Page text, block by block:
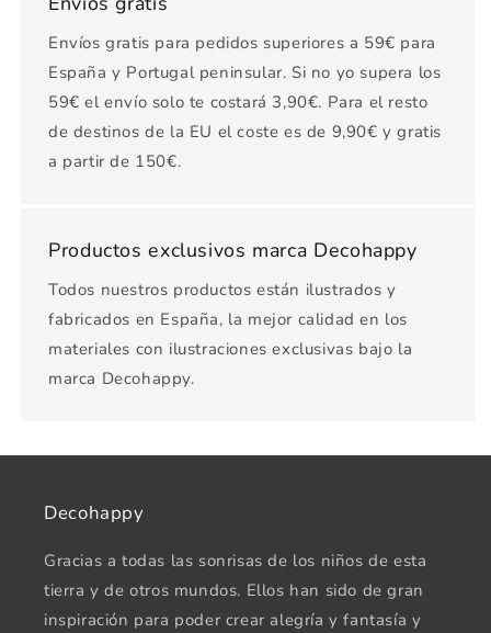
Envíos gratis para pedidos superiores a 59€ para
España y Portugal peninsular. Si no yo supera los
59€ el envío solo te costará 3,90€. Para el resto
de destinos de la EU el coste es de 9,90€ y gratis
a partir de 150€.
Productos exclusivos marca Decohappy
Todos nuestros productos están ilustrados y
fabricados en España, la mejor calidad en los
materiales con ilustraciones exclusivas bajo la
marca Decohappy.
Decohappy
Gracias a todas las sonrisas de los niños de esta
tierra y de otros mundos. Ellos han sido de gran
inspiración para poder crear alegría y fantasía y